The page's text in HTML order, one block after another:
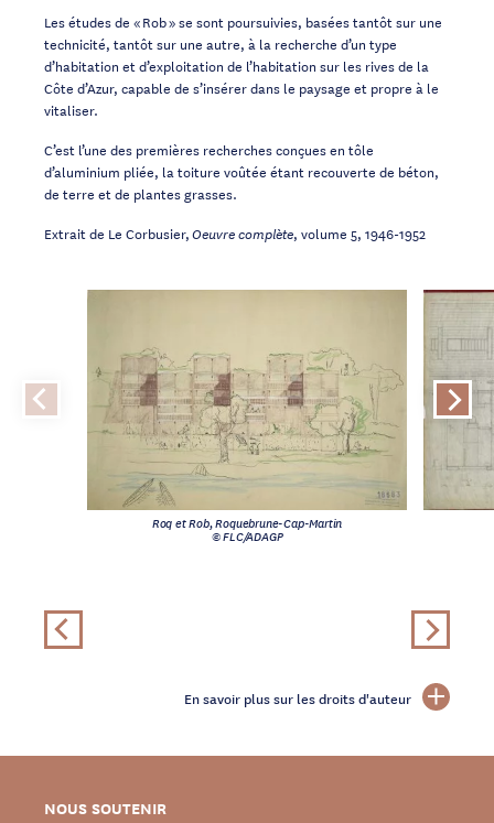
Les études de « Rob » se sont poursuivies, basées tantôt sur une
technicité, tantôt sur une autre, à la recherche d’un type
d’habitation et d’exploitation de l’habitation sur les rives de la
Côte d’Azur, capable de s’insérer dans le paysage et propre à le
vitaliser.
C’est l’une des premières recherches conçues en tôle
d’aluminium pliée, la toiture voûtée étant recouverte de béton,
de terre et de plantes grasses.
Extrait de Le Corbusier,Oeuvre complète, volume 5, 1946-1952
Roq et Rob, Roquebrune-Cap-Martin
© FLC/ADAGP
En savoir plus sur les droits d'auteur
NOUS SOUTENIR